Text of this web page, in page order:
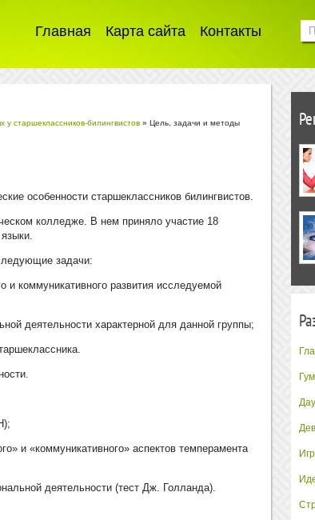
Главная Карта сайта Контакты
у старшеклассников-билингвистов » Цель, задачи и методы
особенности старшеклассников билингвистов.
колледже. В нем приняло участие 18
задачи:
и коммуникативного развития исследуемой
деятельности характерной для данной группы;
и «коммуникативного» аспектов темперамента
деятельности (тест Дж. Голланда).